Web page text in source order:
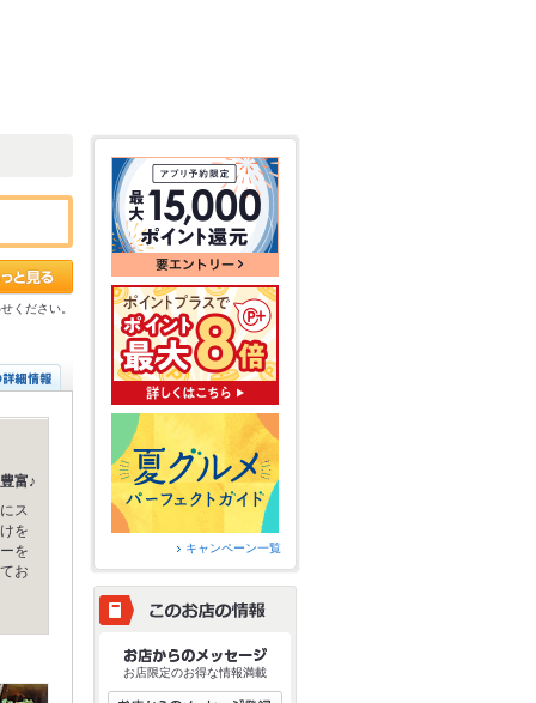
ください。
富♪
ス
を
を
お
キャンペーン一覧
お店限定のお得な情報満載